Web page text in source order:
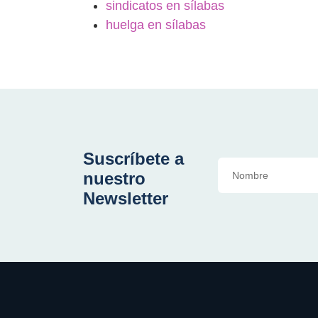
sindicatos en sílabas
huelga en sílabas
Suscríbete a
nuestro
Newsletter